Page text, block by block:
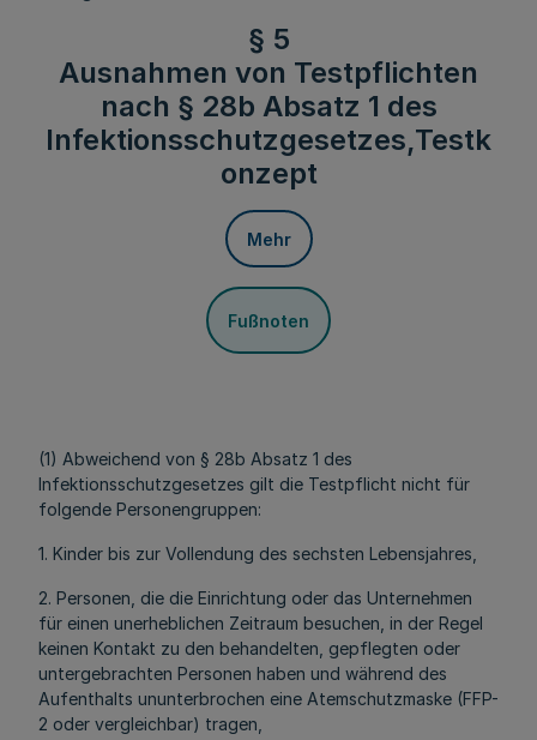
§ 5
Ausnahmen von Testpflichten
nach § 28b Absatz 1 des
Infektionsschutzgesetzes,Testk
onzept
Mehr
Fußnoten
(1) Abweichend von § 28b Absatz 1 des
Infektionsschutzgesetzes gilt die Testpflicht nicht für
folgende Personengruppen:
1. Kinder bis zur Vollendung des sechsten Lebensjahres,
2. Personen, die die Einrichtung oder das Unternehmen
für einen unerheblichen Zeitraum besuchen, in der Regel
keinen Kontakt zu den behandelten, gepflegten oder
untergebrachten Personen haben und während des
Aufenthalts ununterbrochen eine Atemschutzmaske (FFP-
2 oder vergleichbar) tragen,